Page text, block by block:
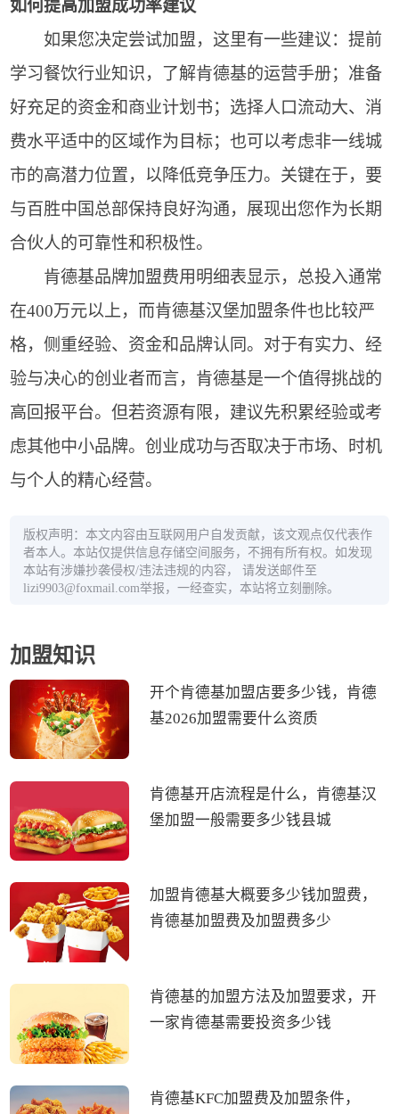
如何提高加盟成功率建议
如果您决定尝试加盟，这里有一些建议：提前
学习餐饮行业知识，了解肯德基的运营手册；准备
好充足的资金和商业计划书；选择人口流动大、消
费水平适中的区域作为目标；也可以考虑非一线城
市的高潜力位置，以降低竞争压力。关键在于，要
与百胜中国总部保持良好沟通，展现出您作为长期
合伙人的可靠性和积极性。
肯德基品牌加盟费用明细表显示，总投入通常
在400万元以上，而肯德基汉堡加盟条件也比较严
格，侧重经验、资金和品牌认同。对于有实力、经
验与决心的创业者而言，肯德基是一个值得挑战的
高回报平台。但若资源有限，建议先积累经验或考
虑其他中小品牌。创业成功与否取决于市场、时机
与个人的精心经营。
版权声明：本文内容由互联网用户自发贡献，该文观点仅代表作
者本人。本站仅提供信息存储空间服务，不拥有所有权。如发现
本站有涉嫌抄袭侵权/违法违规的内容， 请发送邮件至
lizi9903@foxmail.com举报，一经查实，本站将立刻删除。
加盟知识
开个肯德基加盟店要多少钱，肯德
基2026加盟需要什么资质
肯德基开店流程是什么，肯德基汉
堡加盟一般需要多少钱县城
加盟肯德基大概要多少钱加盟费，
肯德基加盟费及加盟费多少
肯德基的加盟方法及加盟要求，开
一家肯德基需要投资多少钱
肯德基KFC加盟费及加盟条件，